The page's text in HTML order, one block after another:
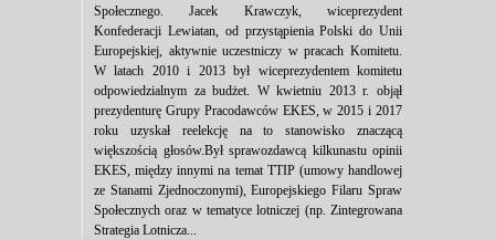
Społecznego. Jacek Krawczyk, wiceprezydent
Konfederacji Lewiatan, od przystąpienia Polski do Unii
Europejskiej, aktywnie uczestniczy w pracach Komitetu.
W latach 2010 i 2013 był wiceprezydentem komitetu
odpowiedzialnym za budżet. W kwietniu 2013 r. objął
prezydenturę Grupy Pracodawców EKES, w 2015 i 2017
roku uzyskał reelekcję na to stanowisko znaczącą
większością głosów.Był sprawozdawcą kilkunastu opinii
EKES, między innymi na temat TTIP (umowy handlowej
ze Stanami Zjednoczonymi), Europejskiego Filaru Spraw
Społecznych oraz w tematyce lotniczej (np. Zintegrowana
Strategia Lotnicza...